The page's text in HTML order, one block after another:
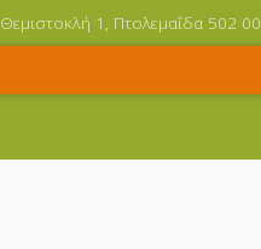
Θεμιστοκλή 1, Πτολεμαΐδα 502 00